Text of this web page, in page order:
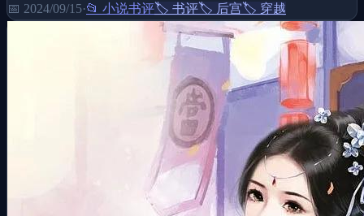
📅 2024/09/15·📂 小说书评🏷️ 书评🏷️ 后宫🏷️ 穿越